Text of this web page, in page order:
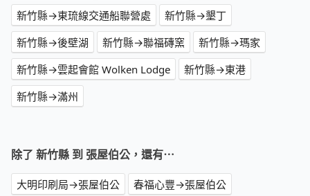
新竹縣→東琉線交通船聯營處
新竹縣→墾丁
新竹縣→後壁湖
新竹縣→聯福磚窯
新竹縣→瑪家
新竹縣→雲起會館 Wolken Lodge
新竹縣→東港
新竹縣→滿州
除了 新竹縣 到 張屋伯公，還有⋯
大明印刷局→張屋伯公
春福心豐→張屋伯公